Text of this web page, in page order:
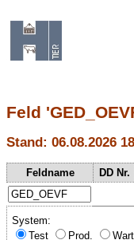
Feld
Stand: 06.08.2026
Feldname DD Nr.
System:
Test
Prod. Wart.